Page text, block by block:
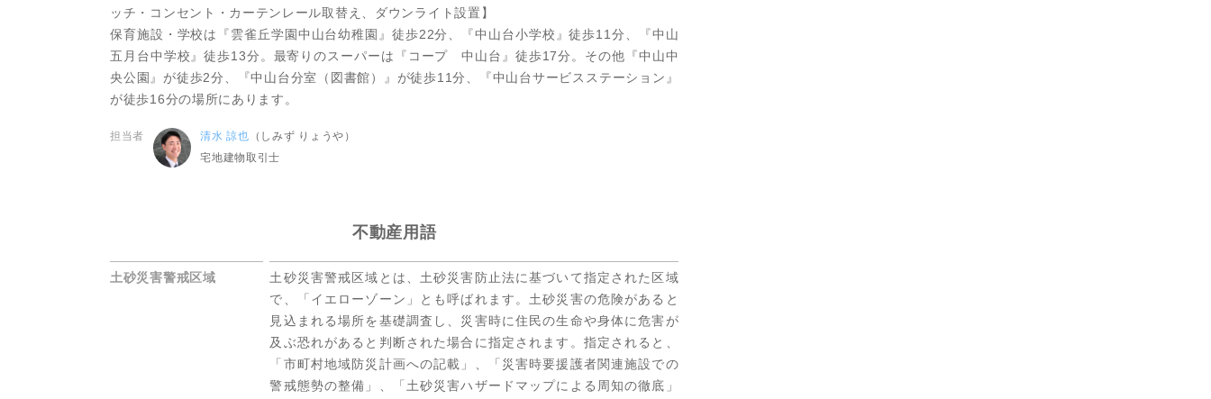
ッチ・コンセント・カーテンレール取替え、ダウンライト設置】
保育施設・学校は『雲雀丘学園中山台幼稚園』徒歩22分、『中山台小学校』徒歩11分、『中山
五月台中学校』徒歩13分。最寄りのスーパーは『コープ 中山台』徒歩17分。その他『中山中
央公園』が徒歩2分、『中山台分室（図書館）』が徒歩11分、『中山台サービスステーション』
が徒歩16分の場所にあります。
担当者 清水 諒也 （しみず りょうや）
宅地建物取引士
不動産用語
土砂災害警戒区域
土砂災害警戒区域とは、土砂災害防止法に基づいて指定された区域
で、「イエローゾーン」とも呼ばれます。土砂災害の危険があると
見込まれる場所を基礎調査し、災害時に住民の生命や身体に危害が
及ぶ恐れがあると判断された場合に指定されます。指定されると、
「市町村地域防災計画への記載」、「災害時要援護者関連施設での
警戒態勢の整備」、「土砂災害ハザードマップによる周知の徹底」